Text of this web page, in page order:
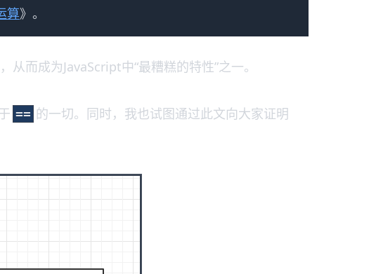
算》。
而成为JavaScript中“最糟糕的特性”之一。
== 的一切。同时，我也试图通过此文向大家证明